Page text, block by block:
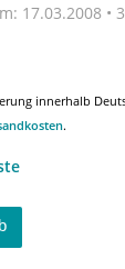
17.03.2008 •
innerhalb
.